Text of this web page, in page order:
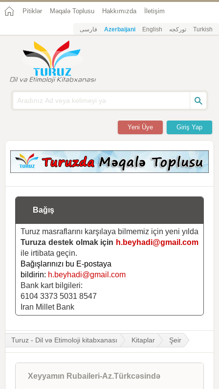
Pitiklər Məqalə Toplusu Hakkımızda İletişim
فارسی Azerbaijani English تورکجه Turkish
Giriş Yap
Yeni Üye
Bağış
Turuz masraflarını karşılaya bilmemiz için yeni yılda
Turuza destek olmak için h.beyhadi@gmail.com
ile irtibata geçin.
Bağışlarınızı bu E-postaya
bildirin: h.beyhadi@gmail.com
Bank kart bilgileri:
6104 3373 5031 8547
Iran Millet Bank
Turuz - Dil və Etimoloji kitabxanası Kitaplar Şeir
Xeyyamın Rubaileri-Az.Türkcəsində